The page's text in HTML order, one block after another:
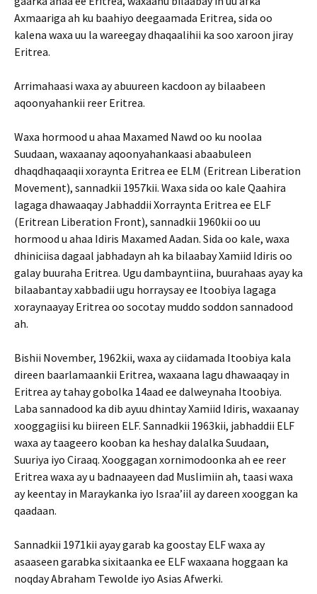
Axmaariga ah ku baahiyo deegaamada Eritrea, sida oo
kalena waxa uu la wareegay dhaqaalihii ka soo xaroon jiray
Eritrea.
Arrimahaasi waxa ay abuureen kacdoon ay bilaabeen
aqoonyahankii reer Eritrea.
Waxa hormood u ahaa Maxamed Nawd oo ku noolaa
Suudaan, waxaanay aqoonyahankaasi abaabuleen
dhaqdhaqaaqii xoraynta Eritrea ee ELM (Eritrean Liberation
Movement), sannadkii 1957kii. Waxa sida oo kale Qaahira
lagaga dhawaaqay Jabhaddii Xorraynta Eritrea ee ELF
(Eritrean Liberation Front), sannadkii 1960kii oo uu
hormood u ahaa Idiris Maxamed Aadan. Sida oo kale, waxa
dhiniciisa dagaal jabhadayn ah ka bilaabay Xamiid Idiris oo
galay buuraha Eritrea. Ugu dambayntiina, buurahaas ayay ka
bilaabantay xabbadii ugu horraysay ee Itoobiya lagaga
xoraynaayay Eritrea oo socotay muddo soddon sannadood
ah.
Bishii November, 1962kii, waxa ay ciidamada Itoobiya kala
direen baarlamaankii Eritrea, waxaana lagu dhawaaqay in
Eritrea ay tahay gobolka 14aad ee dalweynaha Itoobiya.
Laba sannadood ka dib ayuu dhintay Xamiid Idiris, waxaanay
xooggagiisi ku biireen ELF. Sannadkii 1963kii, jabhaddii ELF
waxa ay taageero kooban ka heshay dalalka Suudaan,
Suuriya iyo Ciraaq. Xooggagan xornimodoonka ah ee reer
Eritrea waxa ay u badnaayeen dad Muslimiin ah, taasi waxa
ay keentay in Maraykanka iyo Israa’iil ay dareen xooggan ka
qaadaan.
Sannadkii 1971kii ayay garab ka goostay ELF waxa ay
asaaseen garabka sixitaanka ee ELF waxaana hoggaan ka
noqday Abraham Tewolde iyo Asias Afwerki.